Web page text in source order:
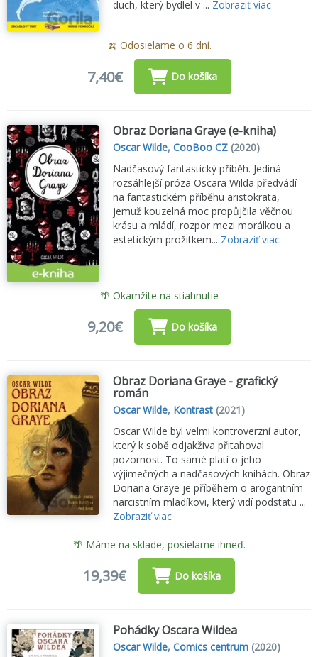
duch, který bydlel v ... Zobraziť viac
🍌 Odosielame o 6 dní.
7,40€ Do košíka
Obraz Doriana Graye (e-kniha)
Oscar Wilde,CooBoo CZ (2020)
Nadčasový fantastický příběh. Jediná
rozsáhlejší próza Oscara Wilda předvádí
na fantastickém příběhu aristokrata,
jemuž kouzelná moc propůjčila věčnou
krásu a mládí, rozpor mezi morálkou a
estetickým prožitkem... Zobraziť viac
🌴 Okamžite na stiahnutie
9,20€ Do košíka
Obraz Doriana Graye - grafický
román
Oscar Wilde, Kontrast (2021)
Oscar Wilde byl velmi kontroverzní autor,
který k sobě odjakživa přitahoval
pozornost. To samé platí o jeho
výjimečných a nadčasových knihách. Obraz
Doriana Graye je příběhem o arogantním
narcistním mladíkovi, který vidí podstatu ...
Zobraziť viac
🌴 Máme na sklade, posielame ihneď.
19,39€ Do košíka
Pohádky Oscara Wildea
Oscar Wilde,Comics centrum (2020)